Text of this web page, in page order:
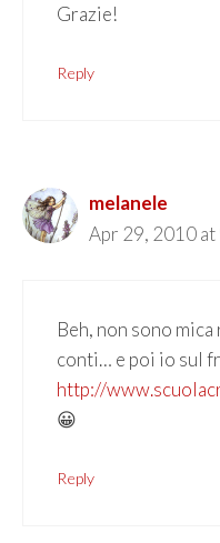
Grazie!
Reply
melanele
Apr 29, 2010 at
Beh, non sono
conti… e poi io sul
http://
😀
Reply